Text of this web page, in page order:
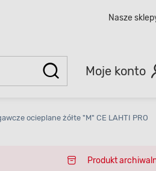
Nasze
Moje konto
ocieplane żółte "M" CE LAHTI PRO
Produkt